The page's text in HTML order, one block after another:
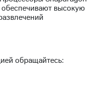
высокую
обращайтесь: